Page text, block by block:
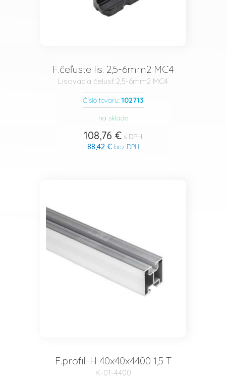
F.čeľuste lis. 2,5-6mm2 MC4
Lisovacia čelusť 2,5-6mm2 MC4
Číslo tovaru: 102713
na sklade
108,76 € s DPH
88,42 €bez DPH
F.profil-H 40x40x4400 1,5 T
K-01-4400